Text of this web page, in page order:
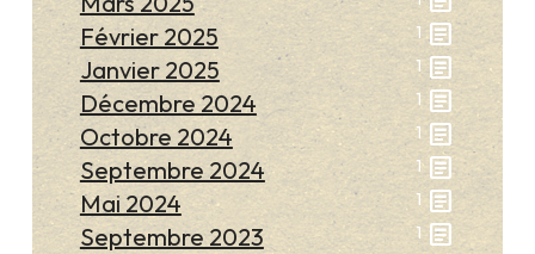
Février 2025 1 article
Janvier 2025 1 article
Décembre 2024 1 article
Octobre 2024 1 article
Septembre 2024 1 article
Mai 2024 1 article
Septembre 2023 1 article